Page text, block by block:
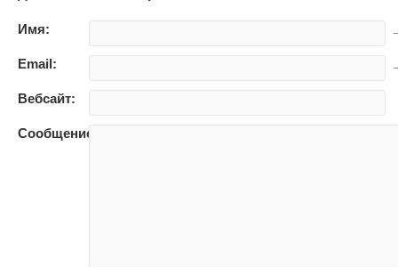
Имя:
Email:
Вебсайт:
Сообщение: